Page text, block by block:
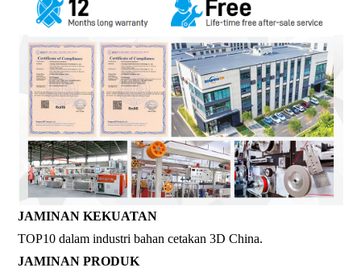
JAMINAN KEKUATAN
TOP10 dalam industri bahan cetakan 3D China.
JAMINAN PRODUK